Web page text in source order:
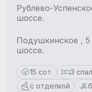
Рублево-
шоссе.
Подушкинское ,
шоссе.
15 сот. 3
с отделкой